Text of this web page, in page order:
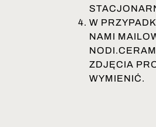
W
NAMI
ZDJĘCIA
WYMIENIĆ.